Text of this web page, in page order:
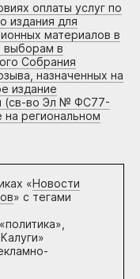
оплаты услуг по
издания для
материалов в
выборам в
Собрания
назначенных на
издание
(св-во Эл № ФС77-
региональном
«Новости
» с тегами